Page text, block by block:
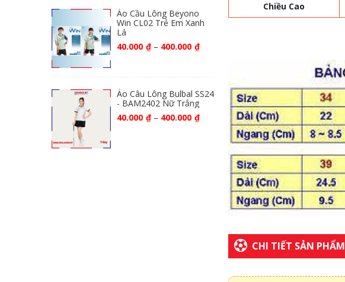
Chiều Cao
CHI TIẾT SẢN PHẨM
Áo Cầu Lông Beyono
Win CL02 Trẻ Em Xanh
Lá
40.000 ₫ – 400.000 ₫
Áo Câu Lông Bulbal SS24
- BAM2402 Nữ Trắng
40.000 ₫ – 400.000 ₫